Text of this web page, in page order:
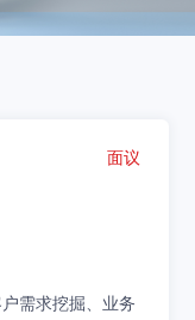
面议
需求挖掘、业务